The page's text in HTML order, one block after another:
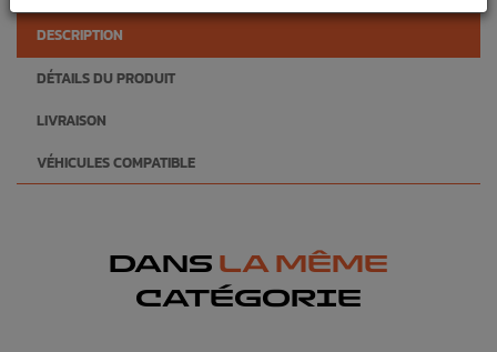
DESCRIPTION
DÉTAILS DU PRODUIT
LIVRAISON
VÉHICULES COMPATIBLE
DANS LA MÊME
CATÉGORIE